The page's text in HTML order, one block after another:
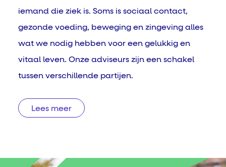
iemand die ziek is. Soms is sociaal contact,
gezonde voeding, beweging en zingeving alles
wat we nodig hebben voor een gelukkig en
vitaal leven. Onze adviseurs zijn een schakel
tussen verschillende partijen.
Lees meer